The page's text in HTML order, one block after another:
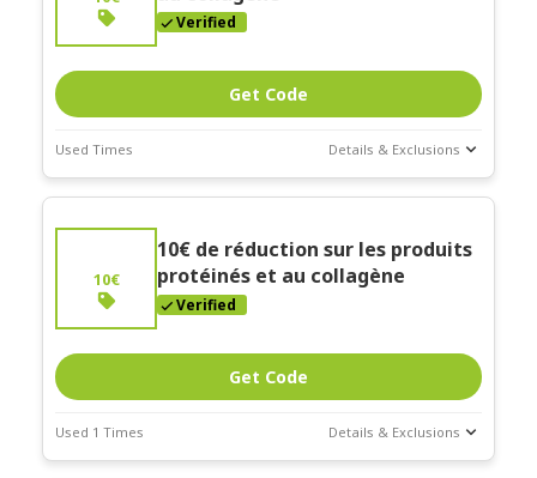
Verified
Get Code
Used Times Details & Exclusions
Deal Stats
Expires:
Coupon Description
"Commande minimum de 50€"
10€
10€ de réduction sur les produits
protéinés et au collagène
Verified
Get Code
Used 1 Times Details & Exclusions